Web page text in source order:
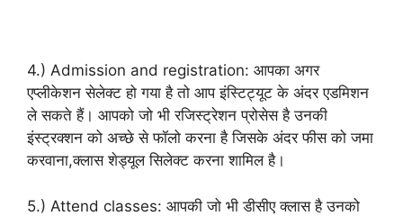
4.) Admission and registration: आपका अगर
एप्लीकेशन सेलेक्ट हो गया है तो आप इंस्टिट्यूट के अंदर एडमिशन
ले सकते हैं। आपको जो भी रजिस्ट्रेशन प्रोसेस है उनकी
इंस्ट्रक्शन को अच्छे से फॉलो करना है जिसके अंदर फीस को जमा
करवाना,क्लास शेड्यूल सिलेक्ट करना शामिल है।
5.) Attend classes: आपकी जो भी डीसीए क्लास है उनको